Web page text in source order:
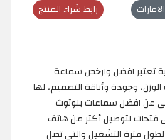
رابط شراء المنتج
تعتبر افضل وارخص سماعة
وجودة وأناقة التصميم، لها
عن افضل سماعات بلوتوث
فتحات لتوصيل أكثر من هاتف
فترة التشغيل والتي تصل